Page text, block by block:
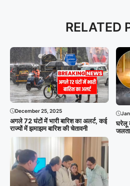
RELATED
December 25, 2025
अगले 72 घंटों में भारी बारिश का अलर्ट, कई
राज्यों में झमाझम बारिश की चेतावनी
घरेलू